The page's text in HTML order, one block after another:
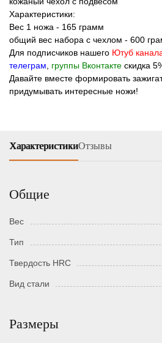
Характеристики:
Вес 1 ножа - 165 грамм
общий вес набора с чехлом - 600
Для подписчиков нашего Ютуб
телеграм
группы Вконтакте скидка
Давайте вместе формировать
придумывать интересные ножи!
ХарактеристикиОтзывы
Общие
Вес
Тип
Твердость HRC
Вид стали
Размеры